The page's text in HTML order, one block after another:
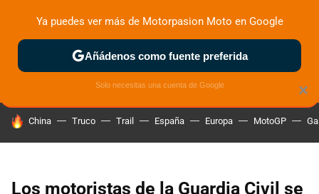
ZONA DE PRUEBAS DEPORTIVAS MOTOS ELÉCTRICAS
HOY SE HABLA DE
China Truco Trail España Europa MotoGP
Los motoristas de la Guardia Civil se
×
Ya puedes ver más de Motorpasion Moto en Google
Añádenos como fuente preferida
Solo necesitas una cuenta de Google